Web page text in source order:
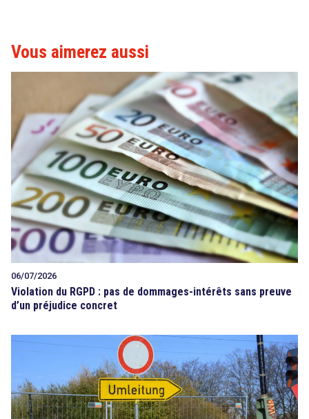
Vous aimerez aussi
06/07/2026
Violation du RGPD : pas de dommages-intérêts sans preuve
d’un préjudice concret